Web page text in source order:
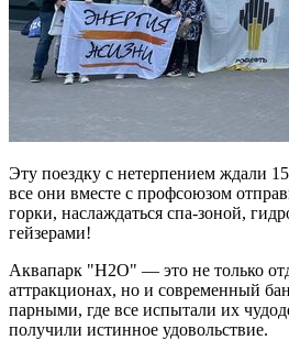
Эту поездку с нетерпением ждали
все они вместе с профсоюзом
горки, наслаждаться спа-зоной,
гейзерами!
Аквапарк "H2O" — это не только
аттракционах, но и современный
парными, где все испытали их
получили истинное удовольствие.